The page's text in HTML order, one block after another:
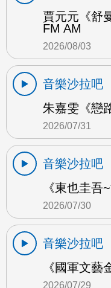
賈元元《舒
FM AM
2026/08/03
音樂沙拉吧
朱嘉雯《戀
2026/07/31
音樂沙拉吧
《東也圭吾
2026/07/30
音樂沙拉吧
《國軍文藝
2026/07/29